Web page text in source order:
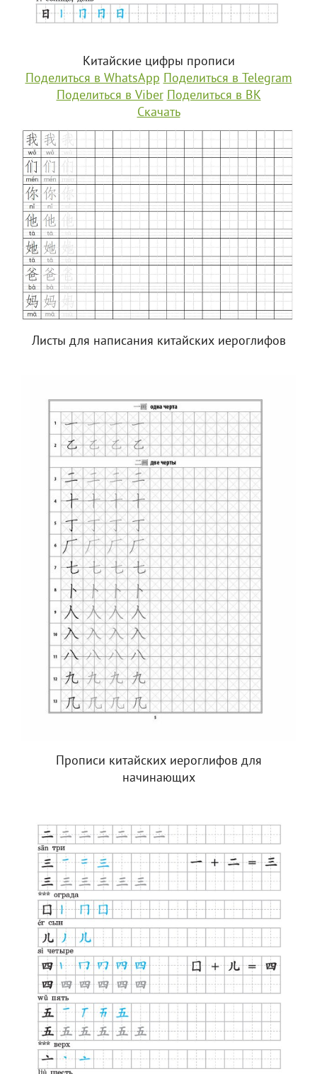
Китайские цифры прописи
Поделиться в WhatsApp Поделиться в Telegram
Поделиться в Viber Поделиться в ВК
Скачать
Листы для написания китайских иероглифов
Прописи китайских иероглифов для
начинающих